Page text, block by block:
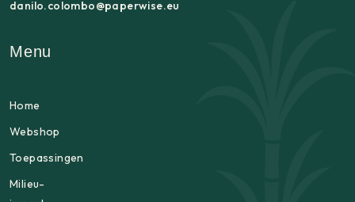
danilo.colombo@paperwise.eu
Menu
Home
Webshop
Toepassingen
Milieu-